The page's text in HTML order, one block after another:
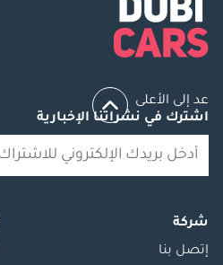
عد إلى الأعلى
اشترك في نشراتنا الإخبارية
شركة
إتصل بنا